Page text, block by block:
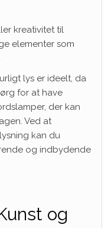
kreativitet til
elementer som
lys er ideelt, da
for at have
der kan
Ved at
kan du
og indbydende
og